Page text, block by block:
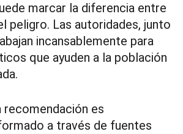
marcar la diferencia entre
peligro. Las autoridades, junto
incansablemente para
que ayuden a la población
es
a través de fuentes